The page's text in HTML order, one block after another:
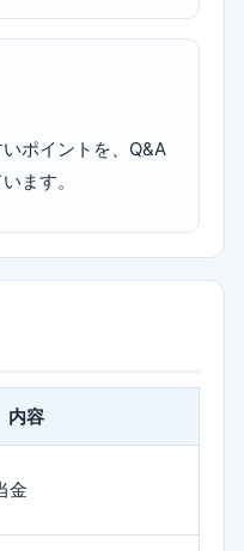
ポイントを、Q&A
ます。
内容
金